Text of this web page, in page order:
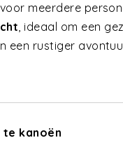
meerdere
, ideaal om een
een rustiger
te kanoën